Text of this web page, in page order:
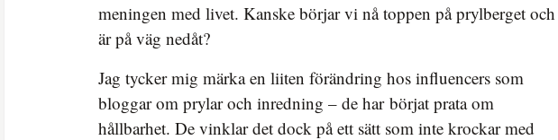
meningen med livet. Kanske börjar vi nå toppen på prylberget och
är på väg nedåt?
Jag tycker mig märka en liiten förändring hos influencers som
bloggar om prylar och inredning – de har börjat prata om
hållbarhet. De vinklar det dock på ett sätt som inte krockar med